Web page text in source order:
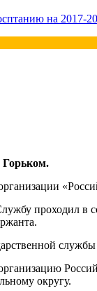
на 2017-
Горьком.
проходил в
округу.